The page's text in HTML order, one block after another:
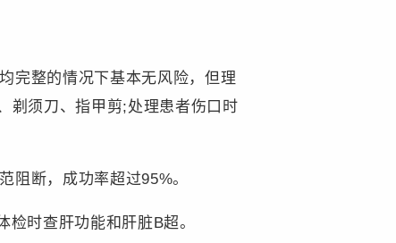
整的情况下基本无风险，但理
剃须刀、指甲剪;处理患者伤口时
断，成功率超过95%。
时查肝功能和肝脏B超。